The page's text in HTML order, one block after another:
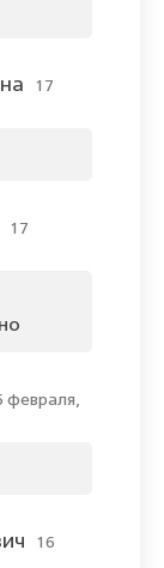
17
17
февраля,
16